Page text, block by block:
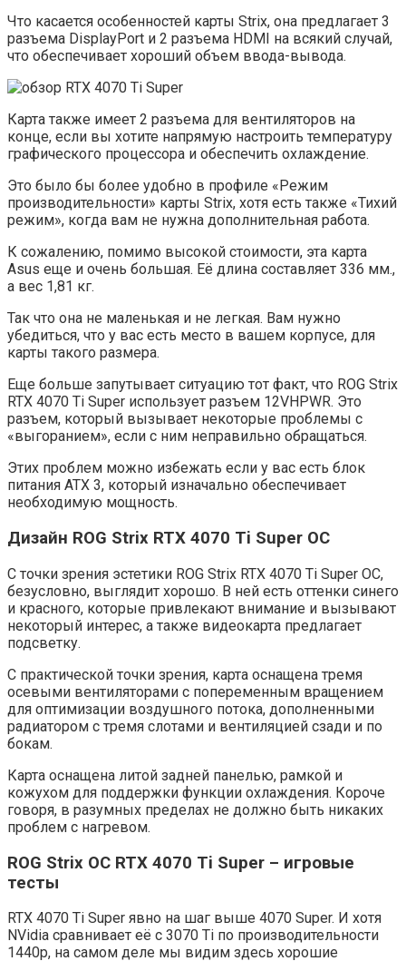
Что касается особенностей карты Strix, она предлагает 3
разъема DisplayPort и 2 разъема HDMI на всякий случай,
что обеспечивает хороший объем ввода-вывода.
Карта также имеет 2 разъема для вентиляторов на
конце, если вы хотите напрямую настроить температуру
графического процессора и обеспечить охлаждение.
Это было бы более удобно в профиле «Режим
производительности» карты Strix, хотя есть также «Тихий
режим», когда вам не нужна дополнительная работа.
К сожалению, помимо высокой стоимости, эта карта
Asus еще и очень большая. Её длина составляет 336 мм.,
а вес 1,81 кг.
Так что она не маленькая и не легкая. Вам нужно
убедиться, что у вас есть место в вашем корпусе, для
карты такого размера.
Еще больше запутывает ситуацию тот факт, что ROG Strix
RTX 4070 Ti Super использует разъем 12VHPWR. Это
разъем, который вызывает некоторые проблемы с
«выгоранием», если с ним неправильно обращаться.
Этих проблем можно избежать если у вас есть блок
питания ATX 3, который изначально обеспечивает
необходимую мощность.
Дизайн ROG Strix RTX 4070 Ti Super OC
С точки зрения эстетики ROG Strix RTX 4070 Ti Super OC,
безусловно, выглядит хорошо. В ней есть оттенки синего
и красного, которые привлекают внимание и вызывают
некоторый интерес, а также видеокарта предлагает
подсветку.
С практической точки зрения, карта оснащена тремя
осевыми вентиляторами с попеременным вращением
для оптимизации воздушного потока, дополненными
радиатором с тремя слотами и вентиляцией сзади и по
бокам.
Карта оснащена литой задней панелью, рамкой и
кожухом для поддержки функции охлаждения. Короче
говоря, в разумных пределах не должно быть никаких
проблем с нагревом.
ROG Strix OC RTX 4070 Ti Super – игровые
тесты
RTX 4070 Ti Super явно на шаг выше 4070 Super. И хотя
NVidia сравнивает её с 3070 Ti по производительности
1440p, на самом деле мы видим здесь хорошие